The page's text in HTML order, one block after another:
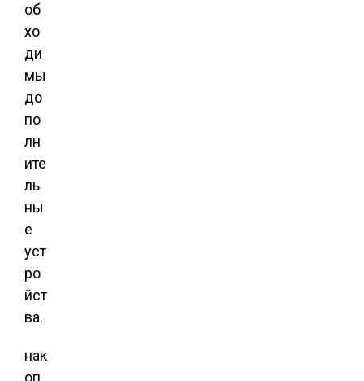
об
хо
ди
мы
до
по
лн
ите
ль
ны
е
уст
ро
йст
ва.
нак
оп